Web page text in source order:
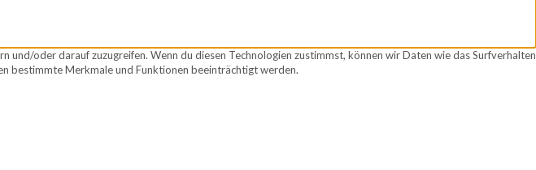
oder darauf zuzugreifen. Wenn du diesen Technologien zustimmst, können wir Daten wie das Surfverhalten
bestimmte Merkmale und Funktionen beeinträchtigt werden.